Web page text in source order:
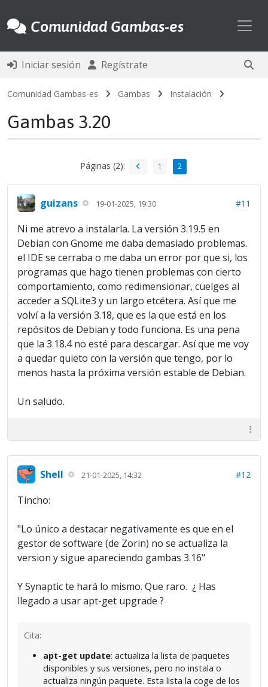
Comunidad Gambas-es
Iniciar sesión Regístrate
Comunidad Gambas-es Gambas Instalación
Gambas 3.20
Páginas (2): 1 2
guizans 19-01-2025, 19:30 #11
Ni me atrevo a instalarla. La versión 3.19.5 en
Debian con Gnome me daba demasiado problemas.
el IDE se cerraba o me daba un error por que si, los
programas que hago tienen problemas con cierto
comportamiento, como redimensionar, cuelges al
acceder a SQLite3 y un largo etcétera. Así que me
volví a la versión 3.18, que es la que está en los
repósitos de Debian y todo funciona. Es una pena
que la 3.18.4 no esté para descargar. Así que me voy
a quedar quieto con la versión que tengo, por lo
menos hasta la próxima versión estable de Debian.
Un saludo.
Shell 21-01-2025, 14:32 #12
Tincho:
"Lo único a destacar negativamente es que en el
gestor de software (de Zorin) no se actualiza la
version y sigue apareciendo gambas 3.16"
Y Synaptic te hará lo mismo. Que raro. ¿ Has
llegado a usar apt-get upgrade ?
Cita:
apt-get update: actualiza la lista de paquetes
disponibles y sus versiones, pero no instala o
actualiza ningún paquete. Esta lista la coge de los